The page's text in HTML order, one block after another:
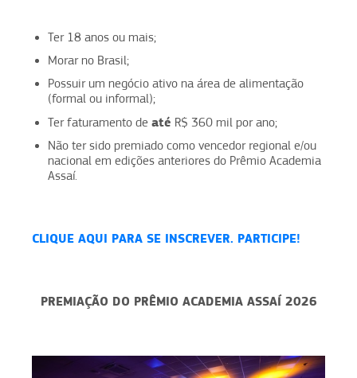
Ter 18 anos ou mais;
Morar no Brasil;
Possuir um negócio ativo na área de alimentação
(formal ou informal);
Ter faturamento de até R$ 360 mil por ano;
Não ter sido premiado como vencedor regional e/ou
nacional em edições anteriores do Prêmio Academia
Assaí.
CLIQUE AQUI PARA SE INSCREVER. PARTICIPE!
PREMIAÇÃO DO PRÊMIO ACADEMIA ASSAÍ 2026